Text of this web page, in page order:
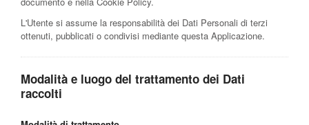
L'Utente si assume la responsabilità dei Dati Personali di terzi
ottenuti, pubblicati o condivisi mediante questa Applicazione.
Modalità e luogo del trattamento dei Dati
raccolti